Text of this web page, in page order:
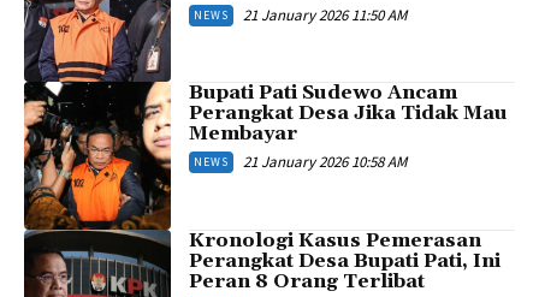
NEWS 21 January 2026 11:50 AM
Bupati Pati Sudewo Ancam
Perangkat Desa Jika Tidak Mau
Membayar
NEWS 21 January 2026 10:58 AM
Kronologi Kasus Pemerasan
Perangkat Desa Bupati Pati, Ini
Peran 8 Orang Terlibat